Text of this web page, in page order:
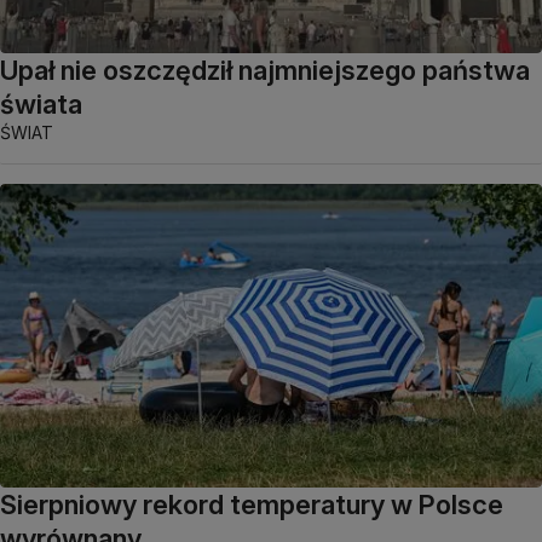
Upał nie oszczędził najmniejszego państwa
świata
ŚWIAT
Sierpniowy rekord temperatury w Polsce